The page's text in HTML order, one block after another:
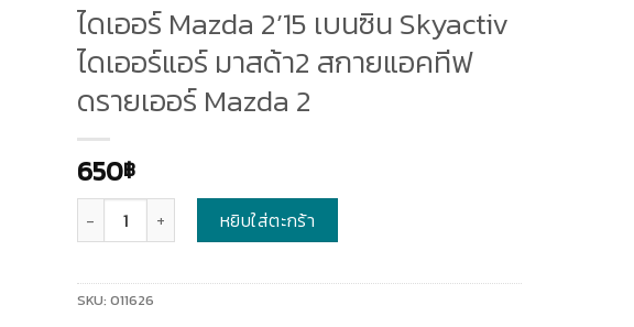
ไดเออร์ Mazda 2’15 เบนซิน Skyactiv
ไดเออร์แอร์ มาสด้า2 สกายแอคทีฟ
ดรายเออร์ Mazda 2
650฿
หยิบใส่ตะกร้า
SKU: 011626